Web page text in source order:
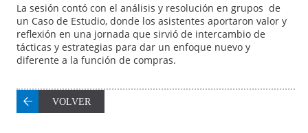
La sesión contó con el análisis y resolución en grupos de
un Caso de Estudio, donde los asistentes aportaron valor y
reflexión en una jornada que sirvió de intercambio de
tácticas y estrategias para dar un enfoque nuevo y
diferente a la función de compras.
VOLVER